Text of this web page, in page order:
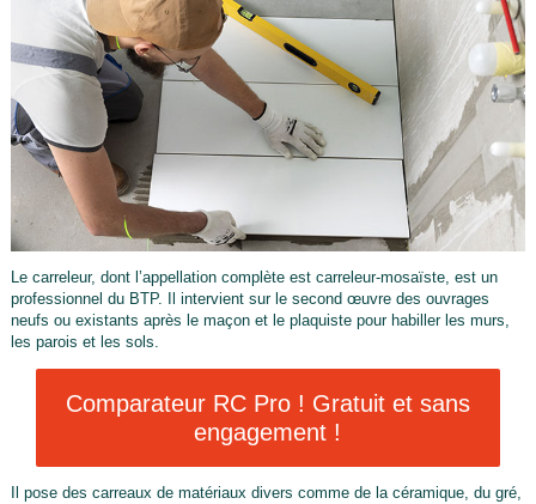
Le carreleur, dont l’appellation complète est carreleur-mosaïste, est un
professionnel du BTP. Il intervient sur le second œuvre des ouvrages
neufs ou existants après le maçon et le plaquiste pour habiller les murs,
les parois et les sols.
Comparateur RC Pro ! Gratuit et sans
engagement !
Il pose des carreaux de matériaux divers comme de la céramique, du gré,